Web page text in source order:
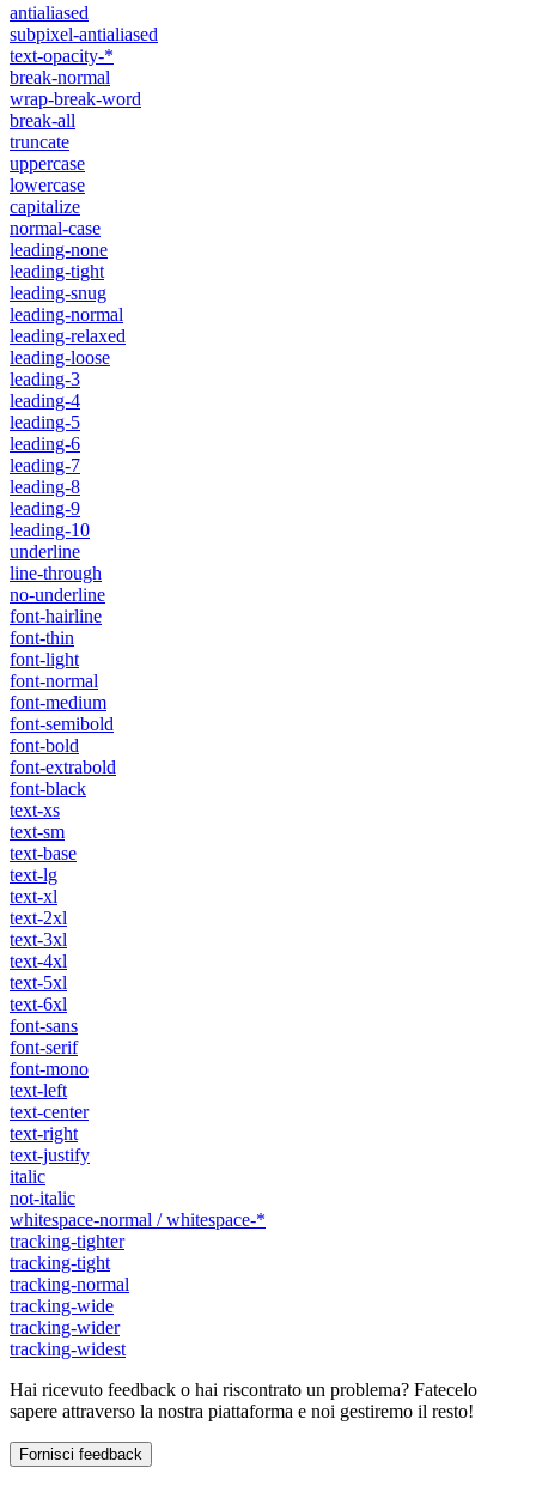
antialiased
subpixel-antialiased
text-opacity-*
break-normal
wrap-break-word
break-all
truncate
uppercase
lowercase
capitalize
normal-case
leading-none
leading-tight
leading-snug
leading-normal
leading-relaxed
leading-loose
leading-3
leading-4
leading-5
leading-6
leading-7
leading-8
leading-9
leading-10
underline
line-through
no-underline
font-hairline
font-thin
font-light
font-normal
font-medium
font-semibold
font-bold
font-extrabold
font-black
text-xs
text-sm
text-base
text-lg
text-xl
text-2xl
text-3xl
text-4xl
text-5xl
text-6xl
font-sans
font-serif
font-mono
text-left
text-center
text-right
text-justify
italic
not-italic
whitespace-normal / whitespace-*
tracking-tighter
tracking-tight
tracking-normal
tracking-wide
tracking-wider
tracking-widest
Hai ricevuto feedback o hai riscontrato un problema? Fatecelo
sapere attraverso la nostra piattaforma e noi gestiremo il resto!
Fornisci feedback